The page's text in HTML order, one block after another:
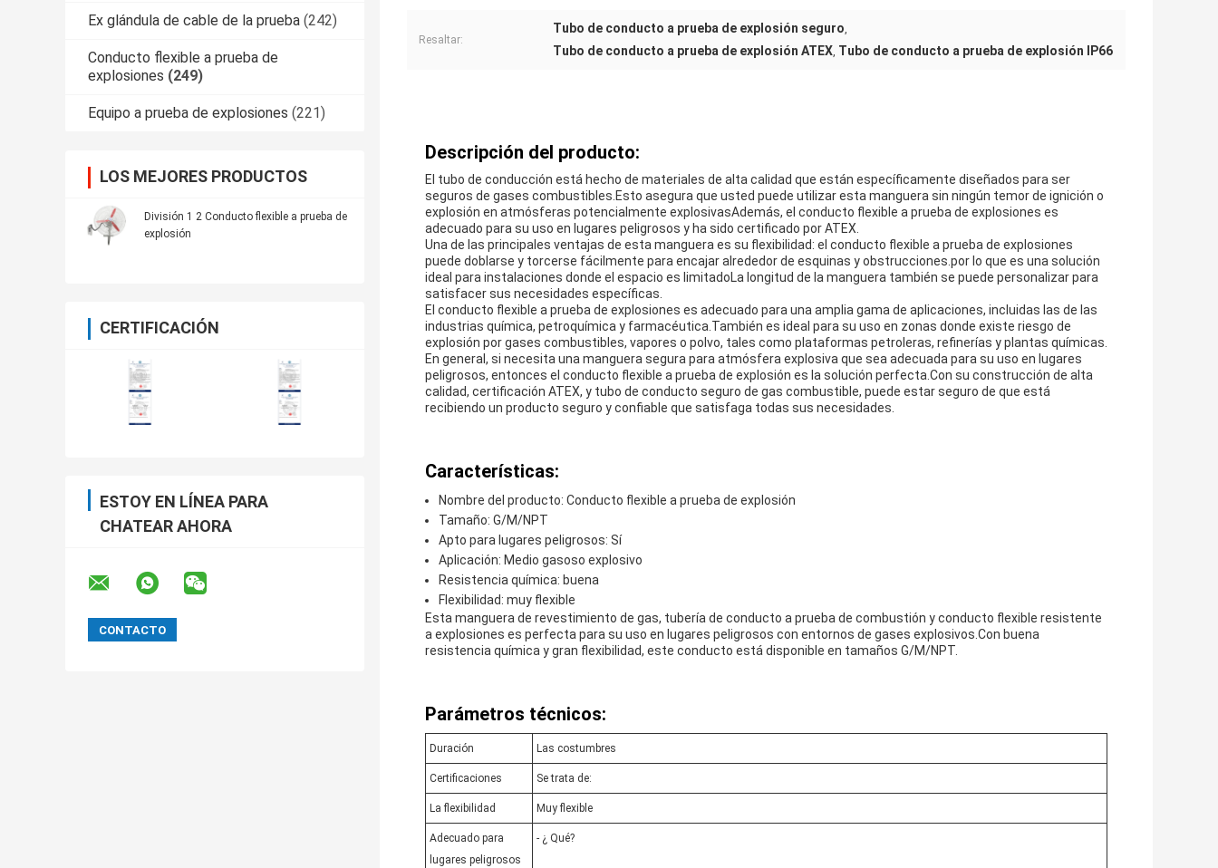
Ex glándula de cable de la prueba (242)
Conducto flexible a prueba de
explosiones (249)
Equipo a prueba de explosiones (221)
LOS MEJORES PRODUCTOS
División 1 2 Conducto flexible a prueba de
explosión
CERTIFICACIÓN
ESTOY EN LÍNEA PARA
CHATEAR AHORA
Resaltar:
Tubo de conducto a prueba de explosión seguro,
Tubo de conducto a prueba de explosión ATEX, Tubo de conducto a prueba de explosión IP66
Descripción del producto:
El tubo de conducción está hecho de materiales de alta calidad que están específicamente diseñados para ser
seguros de gases combustibles.Esto asegura que usted puede utilizar esta manguera sin ningún temor de ignición o
explosión en atmósferas potencialmente explosivasAdemás, el conducto flexible a prueba de explosiones es
adecuado para su uso en lugares peligrosos y ha sido certificado por ATEX.
Una de las principales ventajas de esta manguera es su flexibilidad: el conducto flexible a prueba de explosiones
puede doblarse y torcerse fácilmente para encajar alrededor de esquinas y obstrucciones.por lo que es una solución
ideal para instalaciones donde el espacio es limitadoLa longitud de la manguera también se puede personalizar para
satisfacer sus necesidades específicas.
El conducto flexible a prueba de explosiones es adecuado para una amplia gama de aplicaciones, incluidas las de las
industrias química, petroquímica y farmacéutica.También es ideal para su uso en zonas donde existe riesgo de
explosión por gases combustibles, vapores o polvo, tales como plataformas petroleras, refinerías y plantas químicas.
En general, si necesita una manguera segura para atmósfera explosiva que sea adecuada para su uso en lugares
peligrosos, entonces el conducto flexible a prueba de explosión es la solución perfecta.Con su construcción de alta
calidad, certificación ATEX, y tubo de conducto seguro de gas combustible, puede estar seguro de que está
recibiendo un producto seguro y confiable que satisfaga todas sus necesidades.
Características:
Nombre del producto: Conducto flexible a prueba de explosión
Tamaño: G/M/NPT
Apto para lugares peligrosos: Sí
Aplicación: Medio gasoso explosivo
Resistencia química: buena
Flexibilidad: muy flexible
Esta manguera de revestimiento de gas, tubería de conducto a prueba de combustión y conducto flexible resistente
a explosiones es perfecta para su uso en lugares peligrosos con entornos de gases explosivos.Con buena
resistencia química y gran flexibilidad, este conducto está disponible en tamaños G/M/NPT.
Parámetros técnicos:
Duración Las costumbres
Certificaciones Se trata de:
La flexibilidad Muy flexible
Adecuado para
lugares peligrosos
- ¿ Qué?